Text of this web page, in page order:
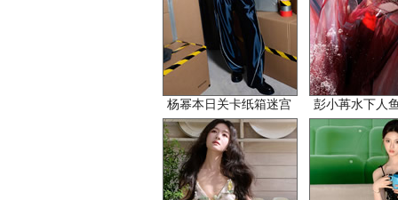
杨幂本日关卡纸箱迷宫 彭小苒水下人